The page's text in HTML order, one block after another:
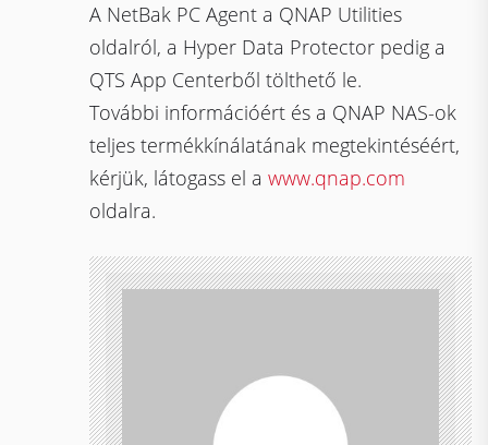
A NetBak PC Agent a QNAP Utilities
oldalról, a Hyper Data Protector pedig a
QTS App Centerből tölthető le.
További információért és a QNAP NAS-ok
teljes termékkínálatának megtekintéséért,
kérjük, látogass el awww.qnap.com
oldalra.